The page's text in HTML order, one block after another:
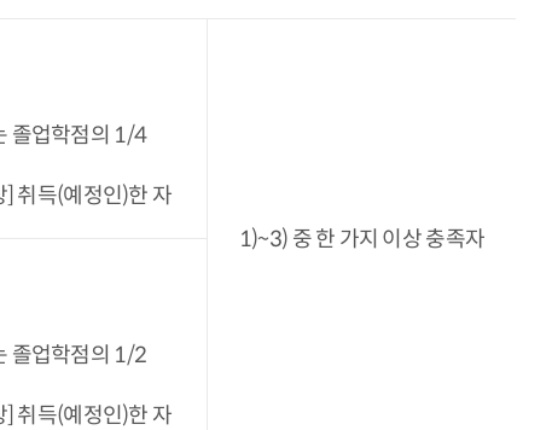
졸업학점의 1/4
취득(예정인)한 자
1)~3) 중 한 가지 이상 충족자
졸업학점의 1/2
취득(예정인)한 자